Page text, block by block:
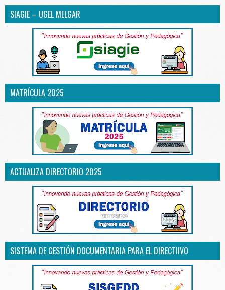
SIAGIE – UGEL MELGAR
MATRÍCULA 2025
ACTUALIZA DIRECTORIO 2025
SISTEMA DE GESTIÓN DOCUMENTARIA PARA EL DIRECTIIVO